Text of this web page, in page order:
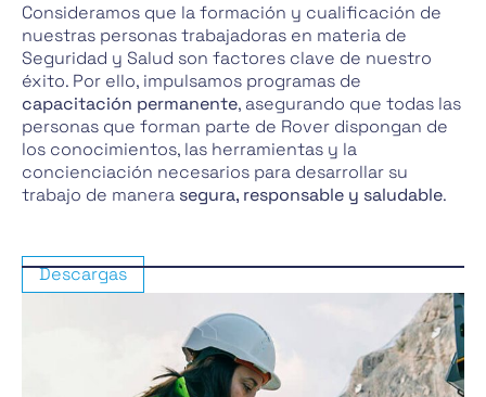
Consideramos que la formación y cualificación de
nuestras personas trabajadoras en materia de
Seguridad y Salud son factores clave de nuestro
éxito. Por ello, impulsamos programas de
capacitación permanente, asegurando que todas las
personas que forman parte de Rover dispongan de
los conocimientos, las herramientas y la
concienciación necesarios para desarrollar su
trabajo de manera segura, responsable y saludable.
Descargas